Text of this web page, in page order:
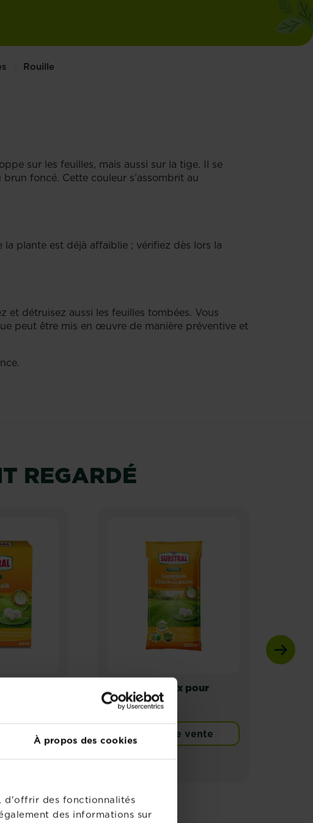
À propos des cookies
d'offrir des fonctionnalités
des informations sur
Rouille
sur les feuilles, mais aussi sur la tige. Il se
foncé. Cette couleur s’assombrit au
plante est déjà affaiblie ; vérifiez dès lors la
et détruisez aussi les feuilles tombées. Vous
peut être mis en œuvre de manière préventive et
REGARDÉ
Substral Chaux pour
gazon
Points de vente